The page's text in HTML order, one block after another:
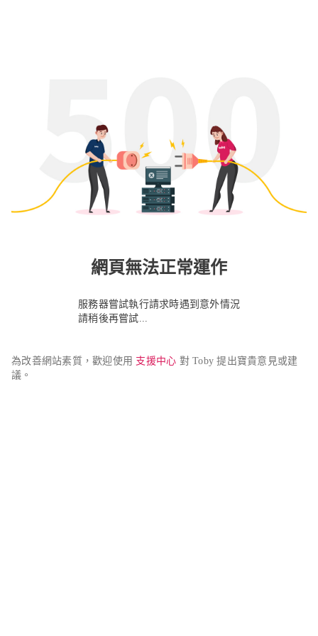
網頁無法正常運作
服務器嘗試執行請求時遇到意外情況
請稍後再嘗試...
為改善網站素質，歡迎使用 支援中心 對 Toby 提出寶貴意見或建
議。